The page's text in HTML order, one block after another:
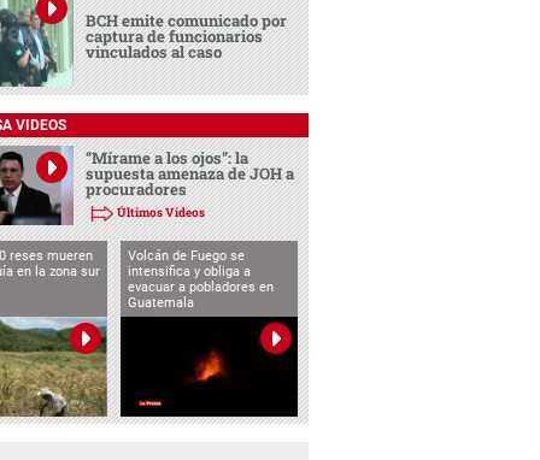
BCH emite comunicado por
captura de funcionarios
vinculados al caso
VIDEOS
“Mírame a los ojos”: la
supuesta amenaza de JOH a
procuradores
Últimos Videos
reses mueren
en la zona sur
Volcán de Fuego se
intensifica y obliga a
evacuar a pobladores en
Guatemala